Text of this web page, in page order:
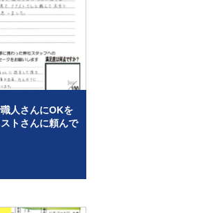
人さんにOKを
トさんに頼んで